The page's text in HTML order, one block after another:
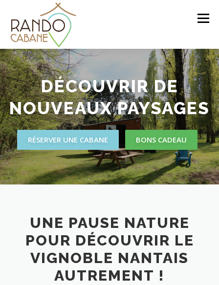
contenu
Menu
ACCUEIL TARIFS ET SERVICES
RÉSERVER UNE CABANE BON CADEAU
IDÉES DE RANDONNÉES LE BLOG CONTACT
DÉCOUVRIR DE
NOUVEAUX PAYSAGES
RÉSERVER UNE CABANE BONS CADEAU
UNE PAUSE NATURE
POUR DÉCOUVRIR LE
VIGNOBLE NANTAIS
AUTREMENT !